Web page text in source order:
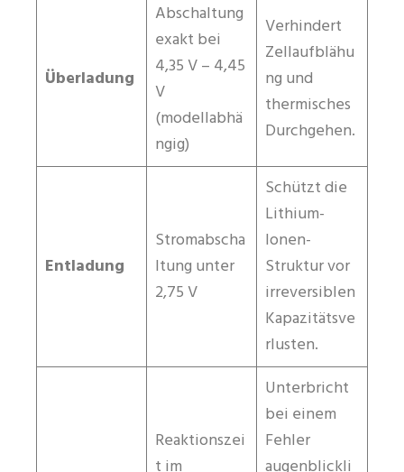
Überladung
Abschaltung
exakt bei
4,35 V – 4,45
V
(modellabhä
ngig)
Verhindert
Zellaufblähu
ng und
thermisches
Durchgehen.
Entladung
Stromabscha
ltung unter
2,75 V
Schützt die
Lithium-
Ionen-
Struktur vor
irreversiblen
Kapazitätsve
rlusten.
Reaktionszei
Unterbricht
bei einem
Fehler